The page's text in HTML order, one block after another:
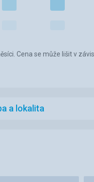
Cena se může lišit v
a lokalita